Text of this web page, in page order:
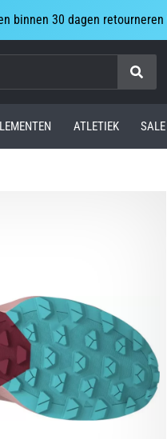
binnen 30 dagen retourneren
Zoeken
ATLETIEK SALE